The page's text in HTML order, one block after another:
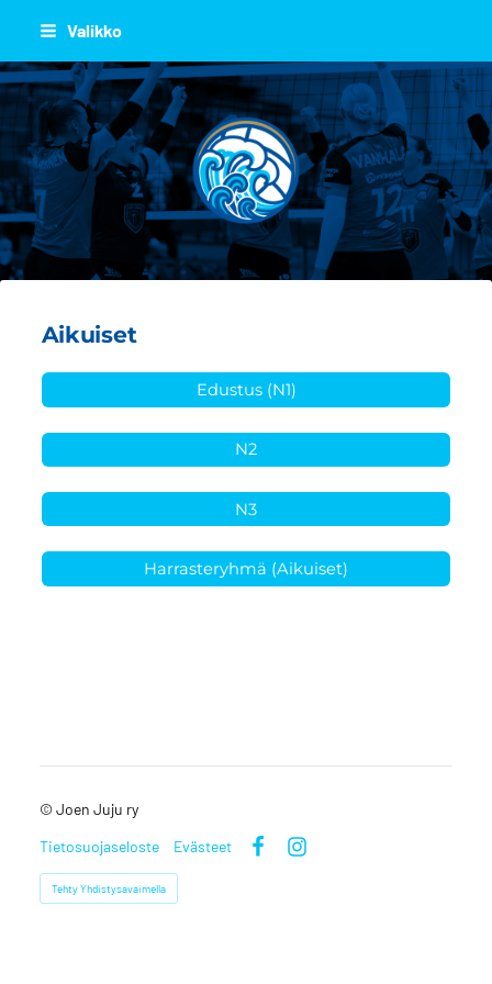
Siirry
sivun
sisältöön
Valikko
JOEN JUJU
Aikuiset
Edustus (N1)
N2
N3
Harrasteryhmä (Aikuiset)
© Joen Juju ry
Tietosuojaseloste
Evästeet
Tehty Yhdistysavaimella